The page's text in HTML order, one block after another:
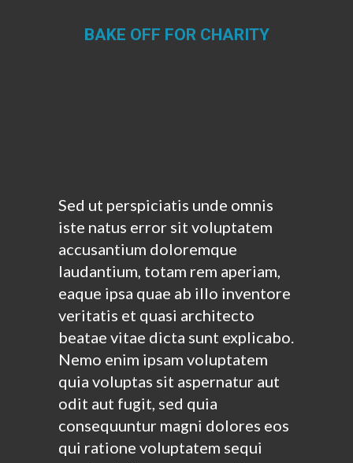
BAKE OFF FOR CHARITY
Sed ut perspiciatis unde omnis
iste natus error sit voluptatem
accusantium doloremque
laudantium, totam rem aperiam,
eaque ipsa quae ab illo inventore
veritatis et quasi architecto
beatae vitae dicta sunt explicabo.
Nemo enim ipsam voluptatem
quia voluptas sit aspernatur aut
odit aut fugit, sed quia
consequuntur magni dolores eos
qui ratione voluptatem sequi